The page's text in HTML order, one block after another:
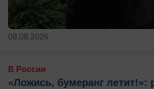
08.08.2026
В России
«Ложись, бумеранг